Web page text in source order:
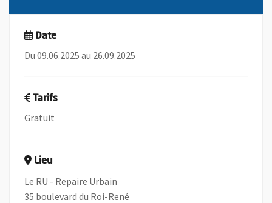
Date
Du 09.06.2025 au 26.09.2025
Tarifs
Gratuit
Lieu
Le RU - Repaire Urbain
35 boulevard du Roi-René